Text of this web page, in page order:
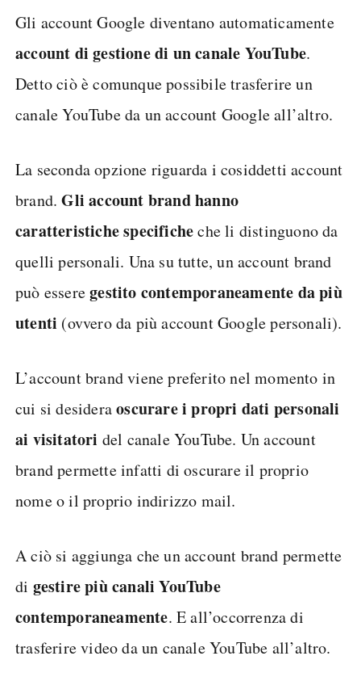
Gli account Google diventano automaticamente
account di gestione di un canale YouTube.
Detto ciò è comunque possibile trasferire un
canale YouTube da un account Google all’altro.
La seconda opzione riguarda i cosiddetti account
brand.Gli account brand hanno
caratteristiche specificheche li distinguono da
quelli personali. Una su tutte, un account brand
può esseregestito contemporaneamente da più
utenti (ovvero da più account Google personali).
L’account brand viene preferito nel momento in
cui si desideraoscurare i propri dati personali
ai visitatori del canale YouTube. Un account
brand permette infatti di oscurare il proprio
nome o il proprio indirizzo mail.
A ciò si aggiunga che un account brand permette
di gestire più canali YouTube
contemporaneamente. E all’occorrenza di
trasferire video da un canale YouTube all’altro.